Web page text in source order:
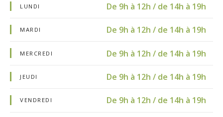
LUNDI De 9h à 12h / de 14h à 19h
MARDI De 9h à 12h / de 14h à 19h
MERCREDI De 9h à 12h / de 14h à 19h
JEUDI De 9h à 12h / de 14h à 19h
VENDREDI De 9h à 12h / de 14h à 19h